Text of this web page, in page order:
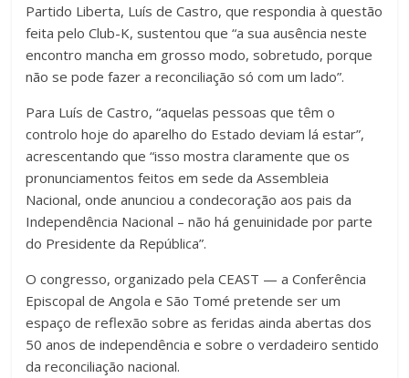
Partido Liberta, Luís de Castro, que respondia à questão
feita pelo Club-K, sustentou que “a sua ausência neste
encontro mancha em grosso modo, sobretudo, porque
não se pode fazer a reconciliação só com um lado”.
Para Luís de Castro, “aquelas pessoas que têm o
controlo hoje do aparelho do Estado deviam lá estar”,
acrescentando que “isso mostra claramente que os
pronunciamentos feitos em sede da Assembleia
Nacional, onde anunciou a condecoração aos pais da
Independência Nacional – não há genuinidade por parte
do Presidente da República”.
O congresso, organizado pela CEAST — a Conferência
Episcopal de Angola e São Tomé pretende ser um
espaço de reflexão sobre as feridas ainda abertas dos
50 anos de independência e sobre o verdadeiro sentido
da reconciliação nacional.